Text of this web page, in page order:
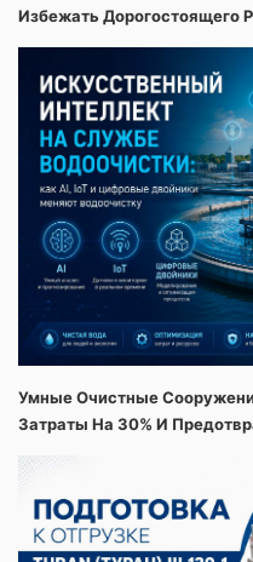
Избежать Дорогостоящего
Умные Очистные
Затраты На 30% И